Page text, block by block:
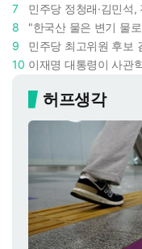
7
8
9
10
허프생각